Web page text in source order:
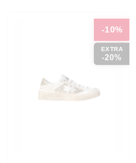
EXTRA
-20%
-10%